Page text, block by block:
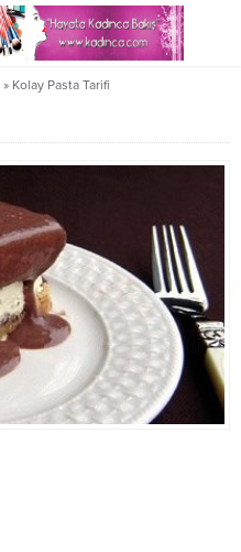
» Kolay Pasta Tarifi